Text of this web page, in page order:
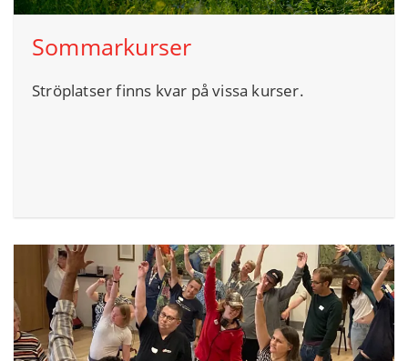
Sommarkurser
Ströplatser finns kvar på vissa kurser.